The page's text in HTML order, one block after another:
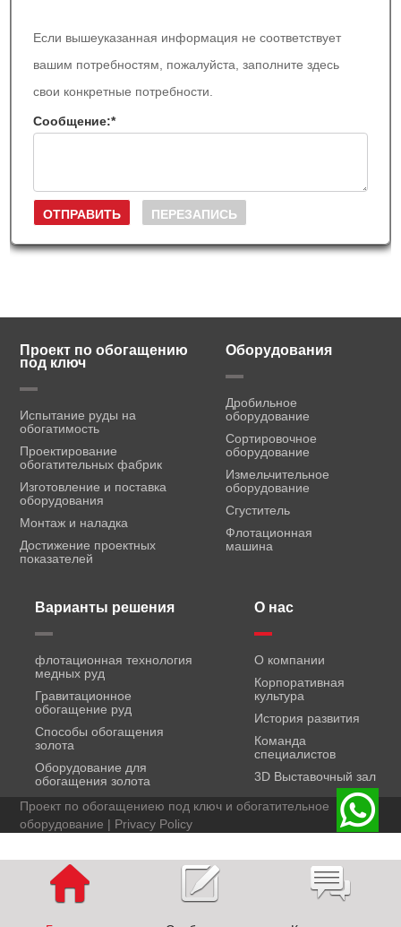
Если вышеуказанная информация не соответствует
вашим потребностям, пожалуйста, заполните здесь
свои конкретные потребности.
Сообщение:*
Проект по обогащению
под ключ
Испытание руды на
обогатимость
Проектирование
обогатительных фабрик
Изготовление и поставка
оборудования
Монтаж и наладка
Достижение проектных
показателей
Оборудования
Дробильное
оборудование
Сортировочное
оборудование
Измельчительное
оборудование
Сгуститель
Флотационная
машина
Варианты решения
флотационная технология
медных руд
Гравитационное
обогащение руд
Способы обогащения
золота
Оборудование для
обогащения золота
О нас
О компании
Корпоративная
культура
История развития
Команда
специалистов
3D Выставочный зал
Проект по обогащениею под ключ и обогатительное
оборудование | Privacy Policy